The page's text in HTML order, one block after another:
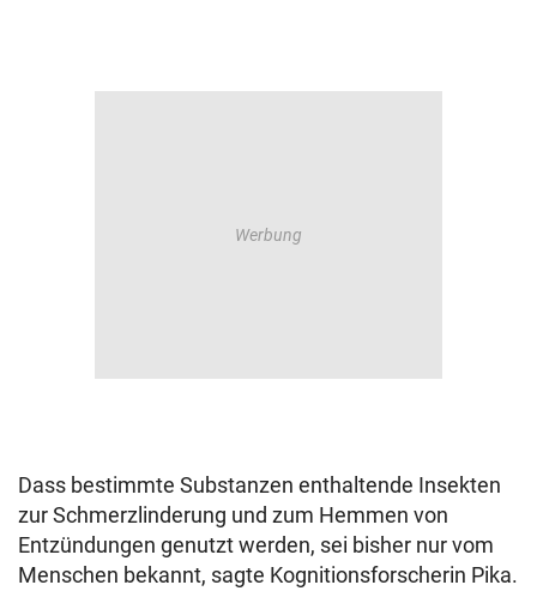
Dass bestimmte Substanzen enthaltende Insekten
zur Schmerzlinderung und zum Hemmen von
Entzündungen genutzt werden, sei bisher nur vom
Menschen bekannt, sagte Kognitionsforscherin Pika.